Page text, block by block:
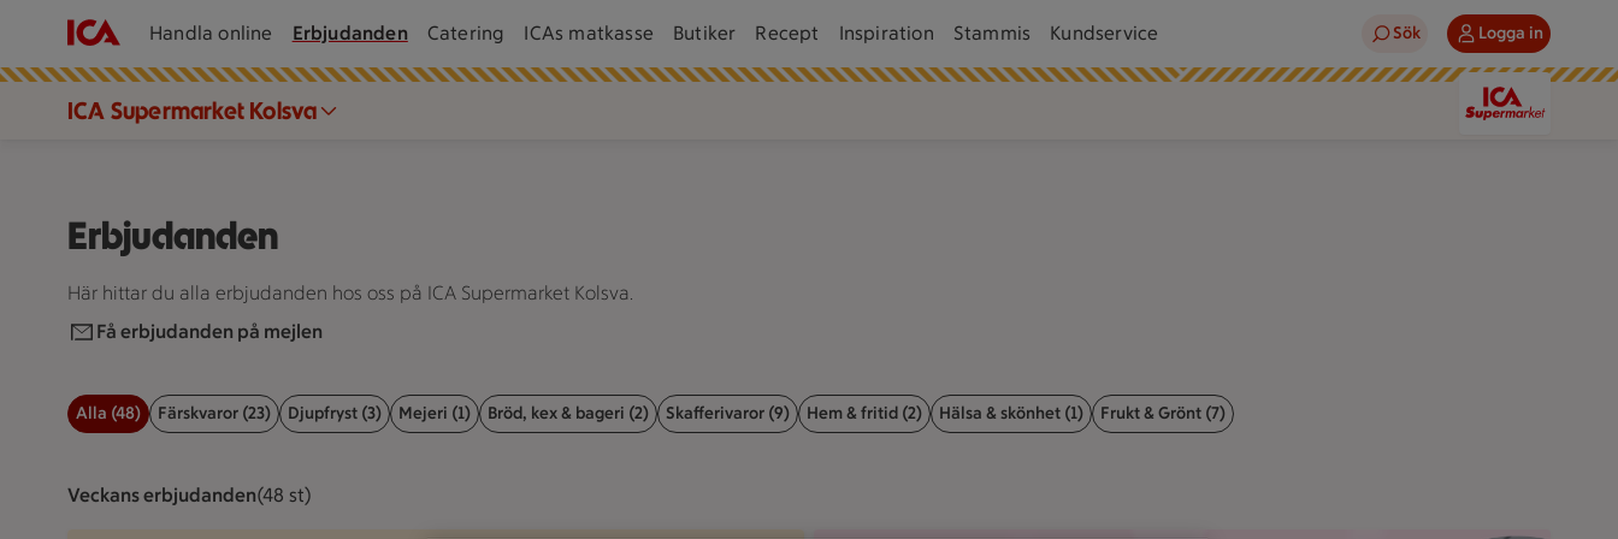
Handla online Erbjudanden Catering ICAs matkasse Butiker Recept Inspiration Stammis Kundservice Sök Logga in
ICA Supermarket Kolsva
Erbjudanden
Här hittar du alla erbjudanden hos oss på ICA Supermarket Kolsva.
Få erbjudanden på mejlen
Filter för erbjudanden
Alla (48) Färskvaror (23) Djupfryst (3) Mejeri (1) Bröd, kex & bageri (2) Skafferivaror (9) Hem & fritid (2) Hälsa & skönhet (1) Frukt & Grönt (7)
Veckans erbjudandenVisar 48 st stycken
(48 st)